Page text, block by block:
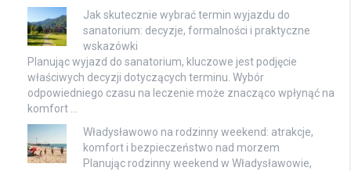
Jak skutecznie wybrać termin wyjazdu do
sanatorium: decyzje, formalności i praktyczne
wskazówki
Planując wyjazd do sanatorium, kluczowe jest podjęcie
właściwych decyzji dotyczących terminu. Wybór
odpowiedniego czasu na leczenie może znacząco wpłynąć na
komfort …
Władysławowo na rodzinny weekend: atrakcje,
komfort i bezpieczeństwo nad morzem
Planując rodzinny weekend w Władysławowie,